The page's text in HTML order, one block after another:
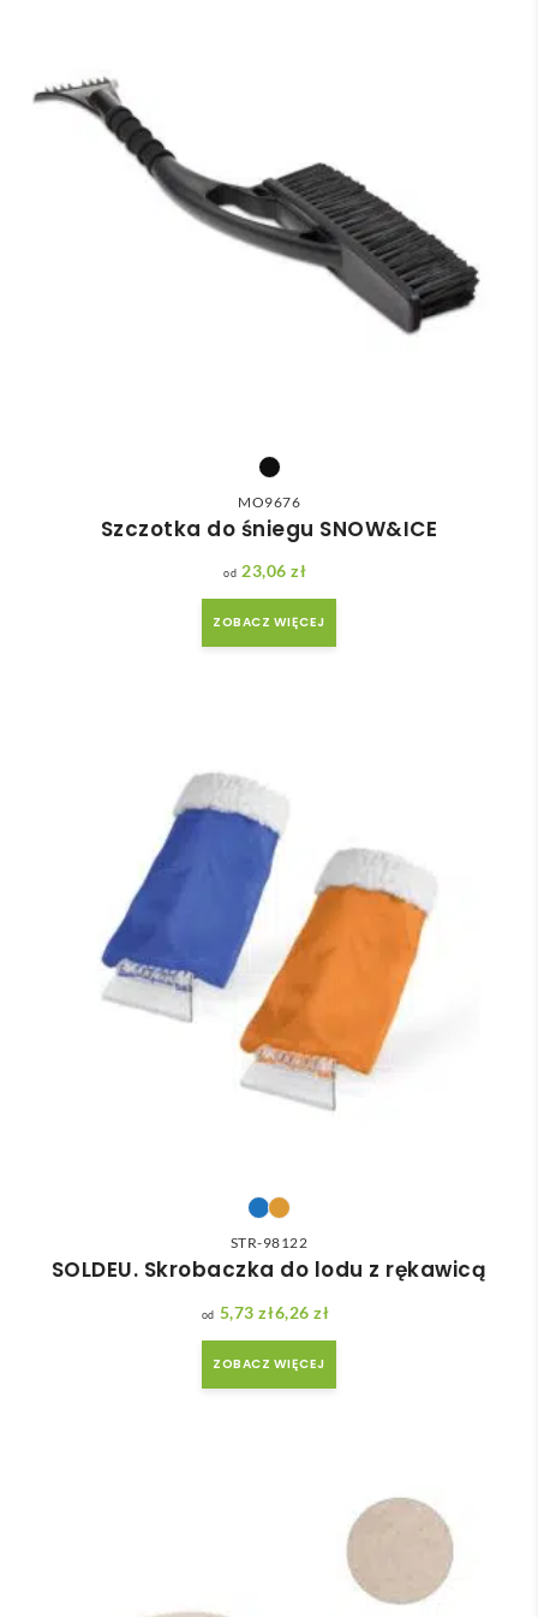
MO9676
Szczotka do śniegu SNOW&ICE
23,06zł
ZOBACZ WIĘCEJ
STR-98122
SOLDEU. Skrobaczka do lodu z rękawicą
5,73 zł6,26 zł
ZOBACZ WIĘCEJ